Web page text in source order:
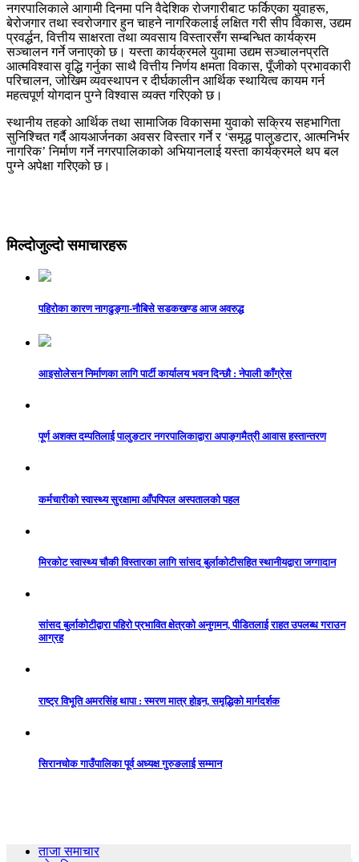
नगरपालिकाले आगामी दिनमा पनि वैदेशिक रोजगारीबाट फर्किएका युवाहरू,
बेरोजगार तथा स्वरोजगार हुन चाहने नागरिकलाई लक्षित गरी सीप विकास, उद्यम
प्रवर्द्धन, वित्तीय साक्षरता तथा व्यवसाय विस्तारसँग सम्बन्धित कार्यक्रम
सञ्चालन गर्ने जनाएको छ। यस्ता कार्यक्रमले युवामा उद्यम सञ्चालनप्रति
आत्मविश्वास वृद्धि गर्नुका साथै वित्तीय निर्णय क्षमता विकास, पूँजीको प्रभावकारी
परिचालन, जोखिम व्यवस्थापन र दीर्घकालीन आर्थिक स्थायित्व कायम गर्न
महत्वपूर्ण योगदान पुग्ने विश्वास व्यक्त गरिएको छ।
स्थानीय तहको आर्थिक तथा सामाजिक विकासमा युवाको सक्रिय सहभागिता
सुनिश्चित गर्दै आयआर्जनका अवसर विस्तार गर्ने र ‘समृद्ध पालुङटार, आत्मनिर्भर
नागरिक’ निर्माण गर्ने नगरपालिकाको अभियानलाई यस्ता कार्यक्रमले थप बल
पुग्ने अपेक्षा गरिएको छ।
मिल्दोजुल्दो समाचारहरू
पहिरोका कारण नागढुङ्गा-नौबिसे सडकखण्ड आज अवरुद्ध
आइसाेलेसन निर्माणका लागि पार्टी कार्यालय भवन दिन्छाै‌‌ : नेपाली काँग्रेस
पूर्ण अशक्त दम्पतिलाई पालुङटार नगरपालिकाद्वारा अपाङ्गमैत्री आवास हस्तान्तरण
कर्मचारीको स्वास्थ्य सुरक्षामा आँपपिपल अस्पतालको पहल
मिरकोट स्वास्थ्य चौकी विस्तारका लागि सांसद बुर्लाकोटीसहित स्थानीयद्वारा जग्गादान
सांसद बुर्लाकोटीद्वारा पहिरो प्रभावित क्षेत्रको अनुगमन, पीडितलाई राहत उपलब्ध गराउन
आग्रह
राष्ट्र विभूति अमरसिंह थापा : स्मरण मात्र होइन, समृद्धिको मार्गदर्शक
सिरानचोक गाउँपालिका पूर्व अध्यक्ष गुरुङलाई सम्मान
ताजा समाचार